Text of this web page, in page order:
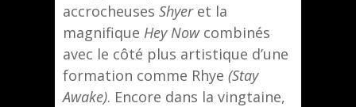
accrocheuses Shyeret la
magnifique Hey Nowcombinés
avec le côté plus artistique d’une
formation comme Rhye (Stay
Awake). Encore dans la vingtaine,